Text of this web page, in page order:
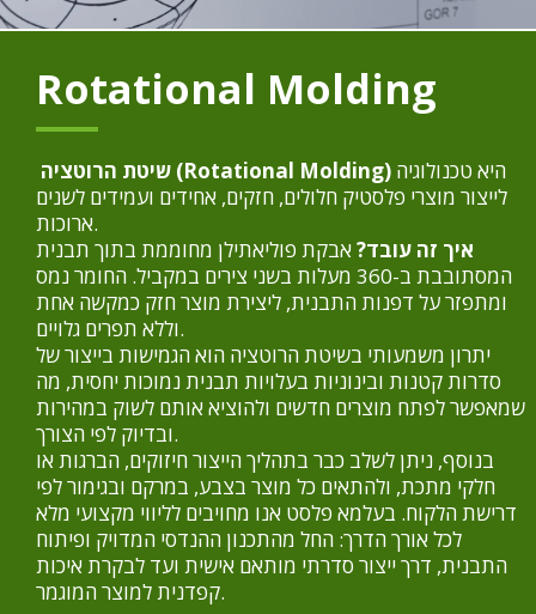
Rotational Molding
שיטת הרוטציה (Rotational Molding)
לייצור מוצרי פלסטיק חלולים, חזקים, אחידים ועמידים לשנים
ארוכות.
איך זה עובד?אבקת פוליאתילן מחוממת בתוך תבנית
המסתובבת ב-360 מעלות בשני צירים במקביל. החומר נמס
ומתפזר על דפנות התבנית, ליצירת מוצר חזק כמקשה אחת
וללא תפרים גלויים.
יתרון משמעותי בשיטת הרוטציה הוא הגמישות בייצור של
סדרות קטנות ובינוניות בעלויות תבנית נמוכות יחסית, מה
שמאפשר לפתח מוצרים חדשים ולהוציא אותם לשוק במהירות
ובדיוק לפי הצורך.
בנוסף, ניתן לשלב כבר בתהליך הייצור חיזוקים, הברגות או
חלקי מתכת, ולהתאים כל מוצר בצבע, במרקם ובגימור לפי
דרישת הלקוח. בעלמא פלסט אנו מחויבים לליווי מקצועי מלא
לכל אורך הדרך: החל מהתכנון ההנדסי המדויק ופיתוח
התבנית, דרך ייצור סדרתי מותאם אישית ועד לבקרת איכות
קפדנית למוצר המוגמר.